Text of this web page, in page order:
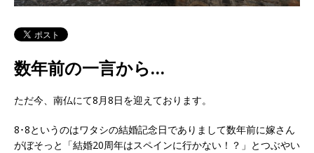
数年前の一言から…
ただ今、南仏にて8月8日を迎えております。
8･8というのはワタシの結婚記念日でありまして数年前に嫁さん
がぼそっと「結婚20周年はスペインに行かない！？」とつぶやい